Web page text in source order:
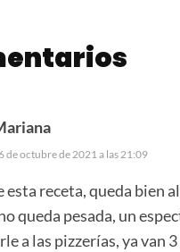
de octubre de 2021 a las 21:09
esta receta, queda bien
queda pesada, un
a las pizzerías, ya van 3